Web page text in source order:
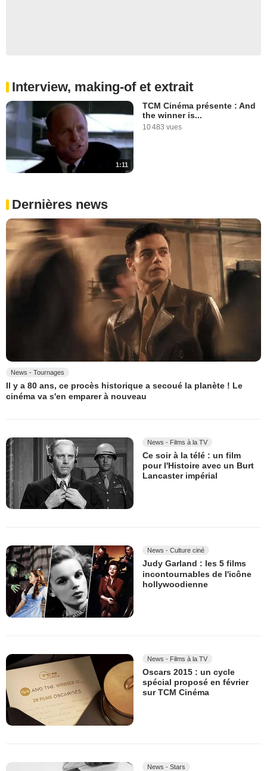
Interview, making-of et extrait
1:11
TCM Cinéma présente : And
the winner is...
10 483 vues
Dernières news
News - Tournages
Il y a 80 ans, ce procès historique a secoué la planète ! Le
cinéma va s'en emparer à nouveau
News - Films à la TV
Ce soir à la télé : un film
pour l'Histoire avec un Burt
Lancaster impérial
News - Culture ciné
Judy Garland : les 5 films
incontournables de l'icône
hollywoodienne
News - Films à la TV
Oscars 2015 : un cycle
spécial proposé en février
sur TCM Cinéma
News - Stars